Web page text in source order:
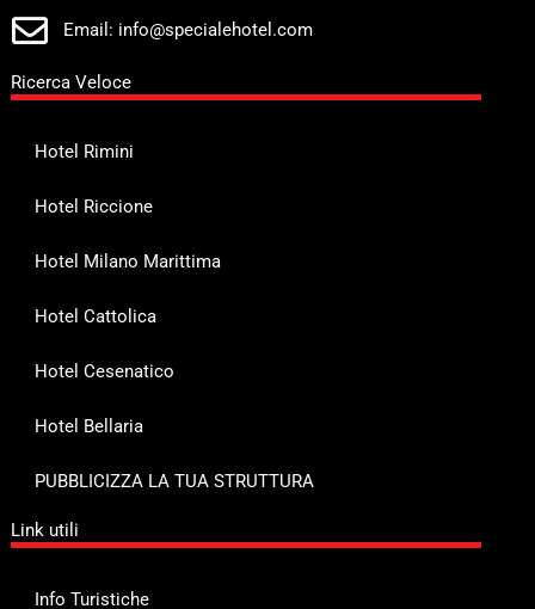
Email: info@specialehotel.com
Ricerca Veloce
Hotel Rimini
Hotel Riccione
Hotel Milano Marittima
Hotel Cattolica
Hotel Cesenatico
Hotel Bellaria
PUBBLICIZZA LA TUA STRUTTURA
Link utili
Info Turistiche